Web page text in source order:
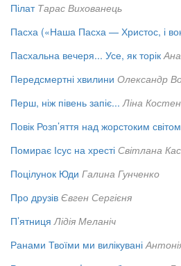
Пілат Тарас Вихованець
Пасха («Наша Пасха — Христос, і
Пасхальна вечеря... Усе, як торік
Передсмертні хвилини Олександр
Перш, ніж півень запіє... Ліна
Повік Розп’яття над жорстоким світом
Помирає Ісус на хресті Світлана
Поцілунок Юди Галина Гунченко
Про друзів Євген Сергієня
П’ятниця Лідія Меланіч
Ранами Твоїми ми вилікувані